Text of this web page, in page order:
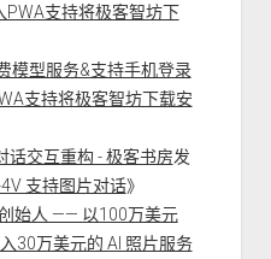
PWA支持将极客智坊下
模型服务&支持手机登录
支持将极客智坊下载安
交互重构 - 极客书房发
支持图片对话》
始人 —— 以100万美元
30万美元的 AI 照片服务